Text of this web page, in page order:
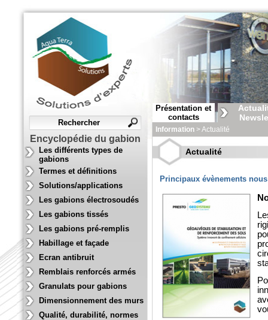
Encyclopédie du gabion
Les différents types de
gabions
Termes et définitions
Solutions/applications
Les gabions électrosoudés
Les gabions tissés
Les gabions pré-remplis
Habillage et façade
Ecran antibruit
Remblais renforcés armés
Granulats pour gabions
Dimensionnement des murs
Qualité, durabilité, normes
Présentation et
contacts
Information > Actualité
Actualité
Principaux évènements